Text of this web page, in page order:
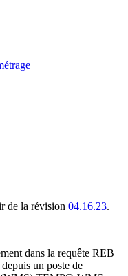
de la révision 04.16.23.
dans la requête REB
un poste de